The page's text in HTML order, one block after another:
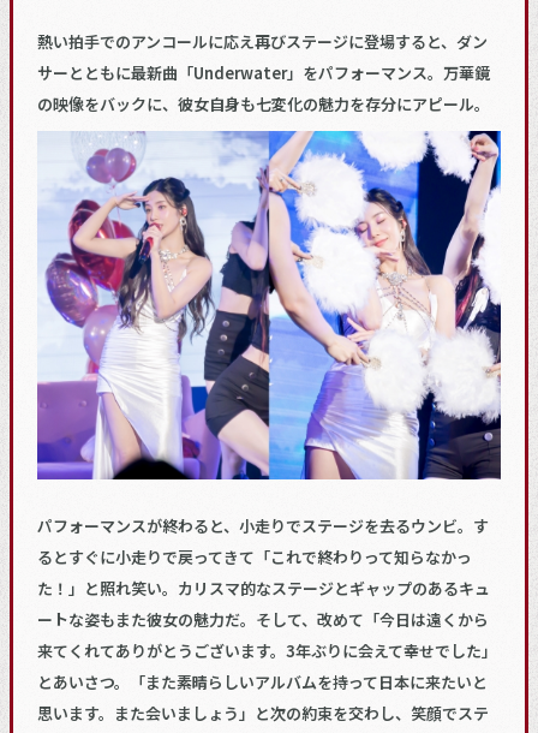
熱い拍手でのアンコールに応え再びステージに登場すると、ダン
サーとともに最新曲「Underwater」をパフォーマンス。万華鏡
の映像をバックに、彼女自身も七変化の魅力を存分にアピール。
パフォーマンスが終わると、小走りでステージを去るウンビ。す
るとすぐに小走りで戻ってきて「これで終わりって知らなかっ
た！」と照れ笑い。カリスマ的なステージとギャップのあるキュ
ートな姿もまた彼女の魅力だ。そして、改めて「今日は遠くから
来てくれてありがとうございます。3年ぶりに会えて幸せでした」
とあいさつ。「また素晴らしいアルバムを持って日本に来たいと
思います。また会いましょう」と次の約束を交わし、笑顔でステ